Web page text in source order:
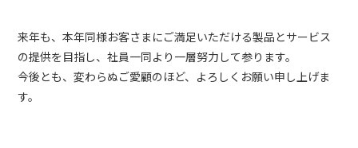
来年も、本年同様お客さまにご満足いただける製品とサービス
の提供を目指し、社員一同より一層努力して参ります。
今後とも、変わらぬご愛顧のほど、よろしくお願い申し上げま
す。